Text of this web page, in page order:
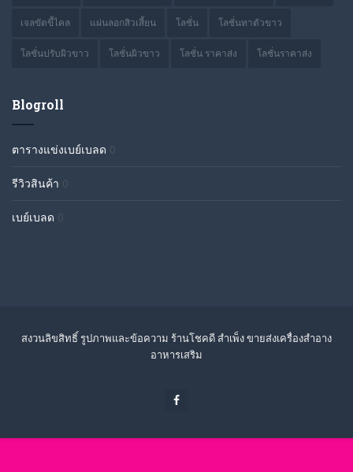
เจลขัดขี้ไคล แผ่นลอกสิวเสี้ยน โลชั่น โลชั่นทาตัวขาว
โลชั่นปรับผิวขาว โลชั่นผิวขาว โลชั่น ราคาส่ง โลชั่นราคาส่ง
Blogroll
ตารางแข่งเบย์เบลด 0
รีวิวสินค้า 0
เบย์เบลด 0
สงวนลิขสิทธิ์ รูปภาพและข้อความ ร้านโชคดี สำเพ็ง ขายส่งเครื่องสำอาง
อาหารเสริม